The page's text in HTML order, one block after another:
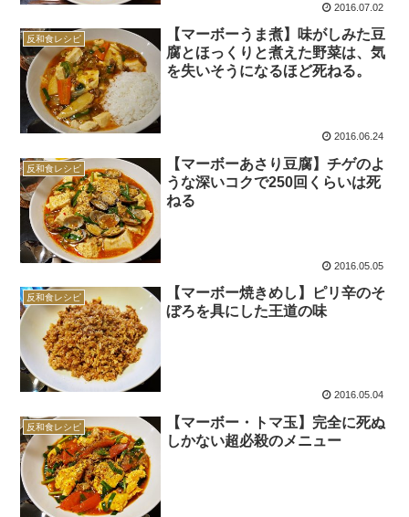
2016.07.02
反和食レシピ
【マーボーうま煮】味がしみた豆
腐とほっくりと煮えた野菜は、気
を失いそうになるほど死ねる。
2016.06.24
反和食レシピ
【マーボーあさり豆腐】チゲのよ
うな深いコクで250回くらいは死
ねる
2016.05.05
反和食レシピ
【マーボー焼きめし】ピリ辛のそ
ぼろを具にした王道の味
2016.05.04
反和食レシピ
【マーボー・トマ玉】完全に死ぬ
しかない超必殺のメニュー